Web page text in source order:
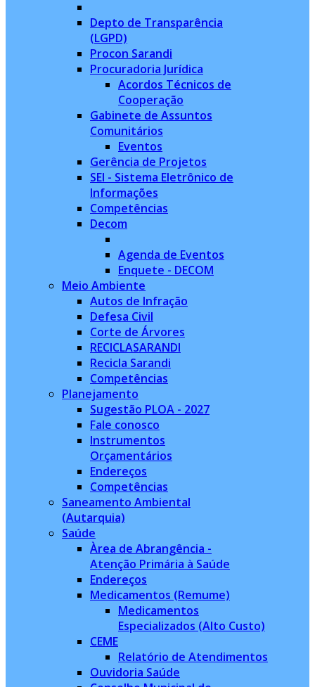
Depto de Transparência
(LGPD)
Procon Sarandi
Procuradoria Jurídica
Acordos Técnicos de
Cooperação
Gabinete de Assuntos
Comunitários
Eventos
Gerência de Projetos
SEI - Sistema Eletrônico de
Informações
Competências
Decom
Agenda de Eventos
Enquete - DECOM
Meio Ambiente
Autos de Infração
Defesa Civil
Corte de Árvores
RECICLASARANDI
Recicla Sarandi
Competências
Planejamento
Sugestão PLOA - 2027
Fale conosco
Instrumentos
Orçamentários
Endereços
Competências
Saneamento Ambiental
(Autarquia)
Saúde
Àrea de Abrangência -
Atenção Primária à Saúde
Endereços
Medicamentos (Remume)
Medicamentos
Especializados (Alto Custo)
CEME
Relatório de Atendimentos
Ouvidoria Saúde